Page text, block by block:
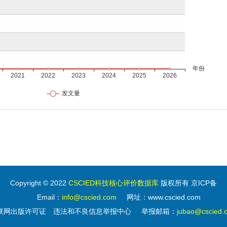
Copyright © 2022 CSCIED科技核心评价数据库 版权所有 京ICP备
Email： info@cscied.com
网址：www.cscied.com
网出版许可证
违法和不良信息举报中心 举报邮箱：